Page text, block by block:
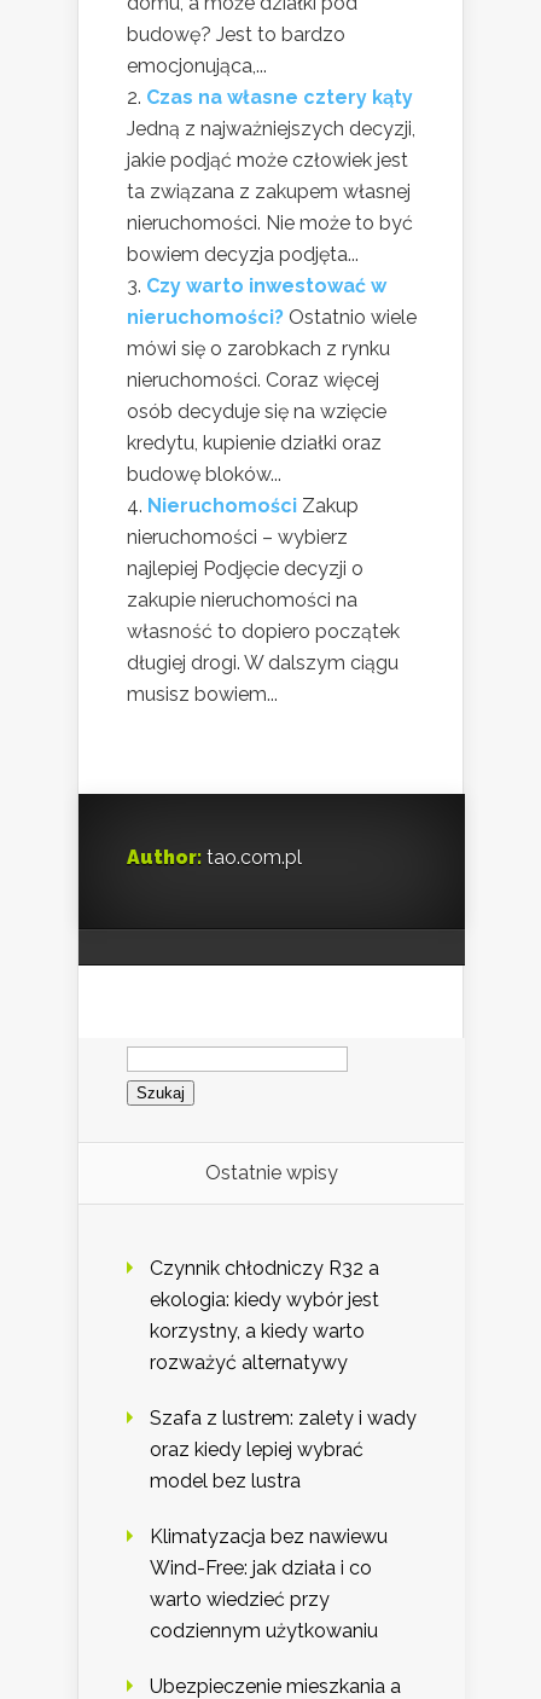
budowę? Jest to bardzo
emocjonująca,...
Czas na własne cztery kąty
Jedną z najważniejszych decyzji,
jakie podjąć może człowiek jest
ta związana z zakupem własnej
nieruchomości. Nie może to być
bowiem decyzja podjęta...
Czy warto inwestować w
nieruchomości? Ostatnio wiele
mówi się o zarobkach z rynku
nieruchomości. Coraz więcej
osób decyduje się na wzięcie
kredytu, kupienie działki oraz
budowę bloków...
Nieruchomości Zakup
nieruchomości – wybierz
najlepiej Podjęcie decyzji o
zakupie nieruchomości na
własność to dopiero początek
długiej drogi. W dalszym ciągu
musisz bowiem...
Author: tao.com.pl
Szukaj:
Ostatnie wpisy
Czynnik chłodniczy R32 a
ekologia: kiedy wybór jest
korzystny, a kiedy warto
rozważyć alternatywy
Szafa z lustrem: zalety i wady
oraz kiedy lepiej wybrać
model bez lustra
Klimatyzacja bez nawiewu
Wind-Free: jak działa i co
warto wiedzieć przy
codziennym użytkowaniu
Ubezpieczenie mieszkania a